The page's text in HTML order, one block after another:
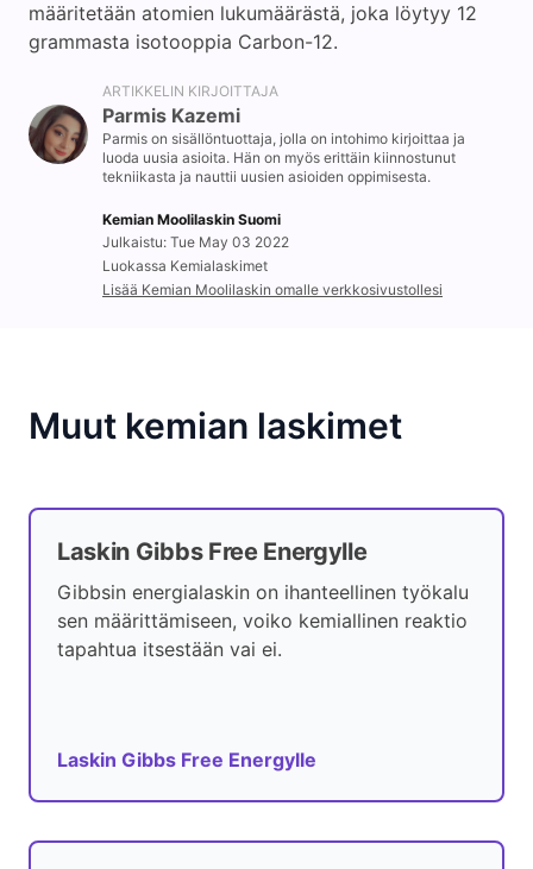
määritetään atomien lukumäärästä, joka löytyy 12
grammasta isotooppia Carbon-12.
ARTIKKELIN KIRJOITTAJA
Parmis Kazemi
Parmis on sisällöntuottaja, jolla on intohimo kirjoittaa ja
luoda uusia asioita. Hän on myös erittäin kiinnostunut
tekniikasta ja nauttii uusien asioiden oppimisesta.
Kemian Moolilaskin Suomi
Julkaistu: Tue May 03 2022
Luokassa Kemialaskimet
Lisää Kemian Moolilaskin omalle verkkosivustollesi
Muut kemian laskimet
Laskin Gibbs Free Energylle
Gibbsin energialaskin on ihanteellinen työkalu
sen määrittämiseen, voiko kemiallinen reaktio
tapahtua itsestään vai ei.
Laskin Gibbs Free Energylle